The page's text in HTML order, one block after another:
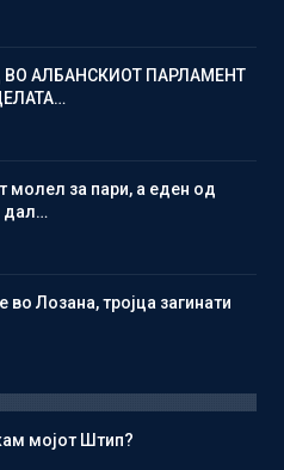
АЛБАНСКИОТ ПАРЛАМЕНТ
молел за пари, а еден од
дал…
во Лозана, тројца загинати
мојот Штип?